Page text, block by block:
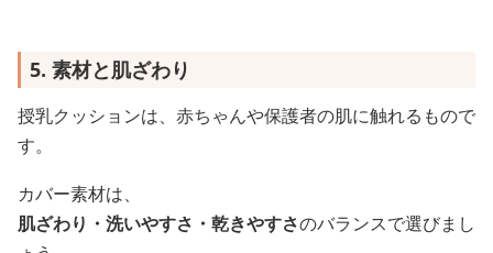
5. 素材と肌ざわり
授乳クッションは、赤ちゃんや保護者の肌に触れるもので
す。
カバー素材は、
肌ざわり・洗いやすさ・乾きやすさのバランスで選びまし